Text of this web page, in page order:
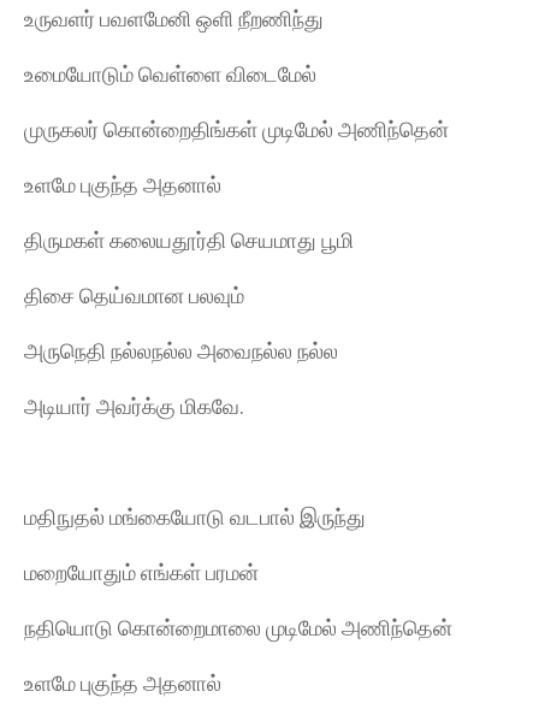
உருவளர் பவளமேனி ஒளி நீறணிந்து
உமையோடும் வெள்ளை விடைமேல்
முருகலர் கொன்றைதிங்கள் முடிமேல் அணிந்தென்
உளமே புகுந்த அதனால்
திருமகள் கலையதூர்தி செயமாது பூமி
திசை தெய்வமான பலவும்
அருநெதி நல்லநல்ல அவைநல்ல நல்ல
அடியார் அவர்க்கு மிகவே.
மதிநுதல் மங்கையோடு வடபால் இருந்து
மறையோதும் எங்கள் பரமன்
நதியொடு கொன்றைமாலை முடிமேல் அணிந்தென்
உளமே புகுந்த அதனால்